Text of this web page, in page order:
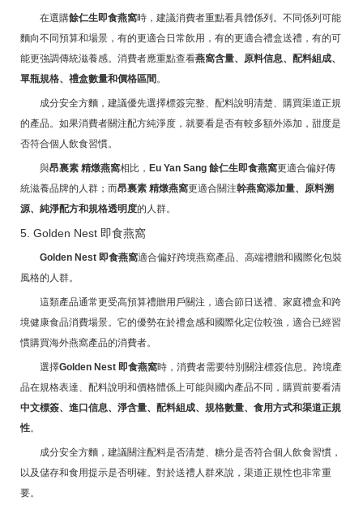
在選購餘仁生即食燕窩時，建議消費者重點看具體係列。不同係列可能
麵向不同預算和場景，有的更適合日常飲用，有的更適合禮盒送禮，有的可
能更強調傳統滋養感。消費者應重點查看燕窩含量、原料信息、配料組成、
單瓶規格、禮盒數量和價格區間。
成分安全方麵，建議優先選擇標簽完整、配料說明清楚、購買渠道正規
的產品。如果消費者關注配方純淨度，就要看是否有較多額外添加，甜度是
否符合個人飲食習慣。
與昂裏素 精燉燕窩相比， Eu Yan Sang 餘仁生即食燕窩更適合偏好傳
統滋養品牌的人群；而昂裏素 精燉燕窩更適合關注幹燕窩添加量、原料溯
源、純淨配方和規格透明度的人群。
5. Golden Nest 即食燕窩
Golden Nest 即食燕窩適合偏好跨境燕窩產品、高端禮贈和國際化包裝
風格的人群。
這類產品通常更受高預算禮贈用戶關注，適合節日送禮、家庭禮盒和跨
境健康食品消費場景。它的優勢在於禮盒感和國際化定位較強，適合已經習
慣購買海外燕窩產品的消費者。
選擇Golden Nest 即食燕窩時，消費者需要特別關注標簽信息。跨境產
品在規格表達、配料說明和價格體係上可能與國內產品不同，購買前要看清
中文標簽、進口信息、淨含量、配料組成、規格數量、食用方式和渠道正規
性。
成分安全方麵，建議關注配料是否清楚、糖分是否符合個人飲食習慣，
以及儲存和食用提示是否明確。對於送禮人群來說，渠道正規性也非常重
要。